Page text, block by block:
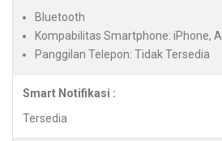
Bluetooth
Kompabilitas Smartphone: iPhone,
Panggilan Telepon: Tidak Tersedia
Smart Notifikasi :
Tersedia